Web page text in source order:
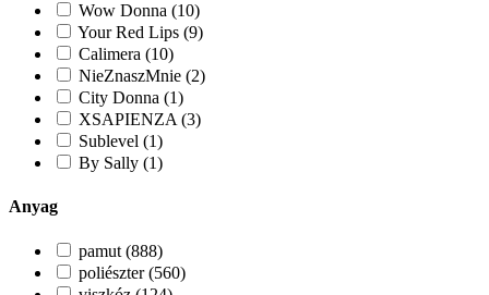
Wow Donna (10)
Your Red Lips (9)
Calimera (10)
NieZnaszMnie (2)
City Donna (1)
XSAPIENZA (3)
Sublevel (1)
By Sally (1)
Anyag
pamut (888)
poliészter (560)